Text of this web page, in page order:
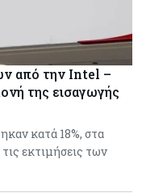
από την Intel –
της εισαγωγής
κατά 18%, στα
εκτιμήσεις των